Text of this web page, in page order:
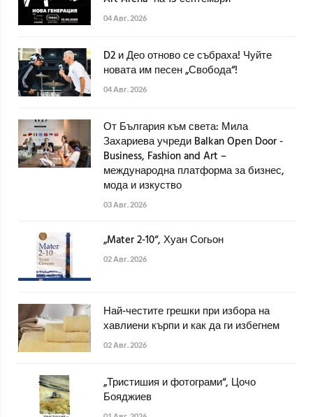
04 Авг. 2026
D2 и Део отново се събраха! Чуйте
новата им песен „Свобода“!
04 Авг. 2026
От България към света: Мила
Захариева учреди Balkan Open Door -
Business, Fashion and Art –
международна платформа за бизнес,
мода и изкуство
03 Авг. 2026
„Mater 2-10“, Хуан Согьон
02 Авг. 2026
Най-честите грешки при избора на
хавлиени кърпи и как да ги избегнем
02 Авг. 2026
„Тристишия и фотограми“, Цочо
Бояджиев